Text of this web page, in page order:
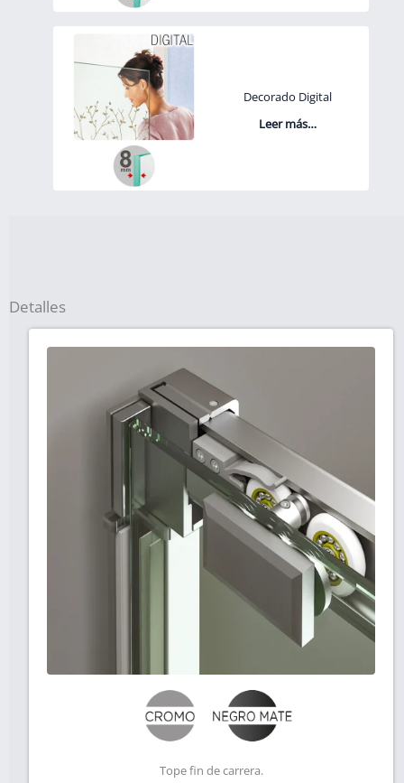
Decorado Digital
Leer más…
Detalles
Tope fin de carrera.